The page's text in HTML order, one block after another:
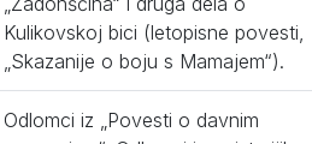
Kulikovskoj bici (letopisne povesti,
„Skazanije o boju s Mamajem“).
Odlomci iz „Povesti o davnim